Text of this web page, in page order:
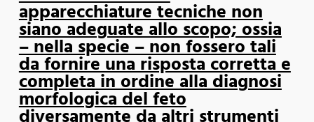
apparecchiature tecniche non
siano adeguate allo scopo; ossia
– nella specie – non fossero tali
da fornire una risposta corretta e
completa in ordine alla diagnosi
morfologica del feto